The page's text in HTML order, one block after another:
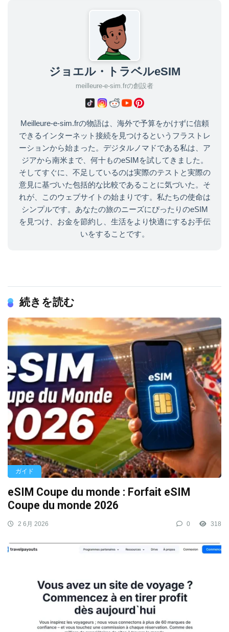
ジョエル・トラベルeSIM
meilleure-e-sim.frの創設者
Meilleure-e-sim.frの物語は、海外で予算をかけずに信頼
できるインターネット接続を見つけるというフラストレ
ーションから始まった。デジタルノマドである私は、ア
ジアから南米まで、何十ものeSIMを試してきました。
そしてすぐに、不足しているのは実際のテストと実際の
意見に基づいた包括的な比較であることに気づいた。そ
れが、このウェブサイトの始まりです。私たちの使命は
シンプルです。あなたの旅のニーズにぴったりのeSIM
を見つけ、お金を節約し、生活をより快適にするお手伝
いをすることです。
続きを読む
ガイド
eSIM Coupe du monde : Forfait eSIM
Coupe du monde 2026
2 6月 2026 0 318